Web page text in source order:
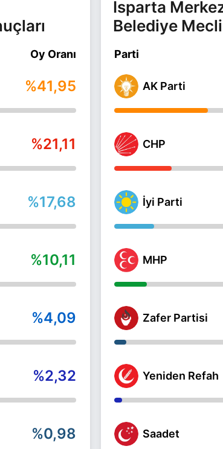
Oy Oranı
%41,95
%21,11
%17,68
%10,11
%4,09
%2,32
%0,98
Isparta
Belediye
Parti
AK Parti
CHP
İyi Parti
MHP
Zafer Partisi
Yeniden Refah
Saadet